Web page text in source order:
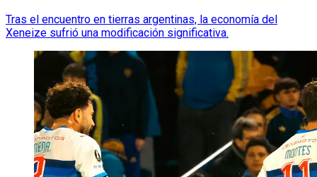
Tras el encuentro en tierras argentinas, la economía del
Xeneize sufrió una modificación significativa.